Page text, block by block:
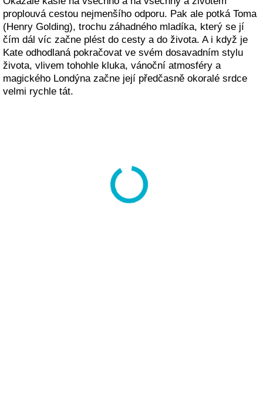
proplouvá cestou nejmenšího odporu. Pak ale potká Toma
(Henry Golding), trochu záhadného mladíka, který se jí
čím dál víc začne plést do cesty a do života. A i když je
Kate odhodlaná pokračovat ve svém dosavadním stylu
života, vlivem tohohle kluka, vánoční atmosféry a
magického Londýna začne její předčasně okoralé srdce
velmi rychle tát.